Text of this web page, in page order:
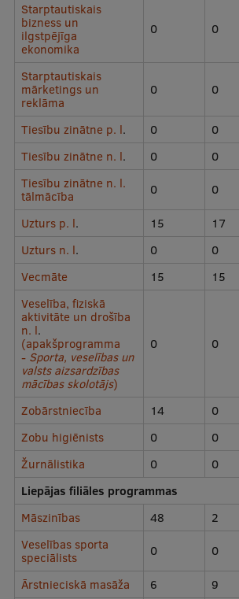
ESF kvalifikācijas celšanas kursi
Kvalifikācijas atbilstības pārbaude
Pētniecība
Zinātniskie institūti un laboratorijas
Pētniecības datu pārvaldība
RSU zinātnes portāls
Zinātnes ietekme
Pētniecības platformas
Doktorantūras skola
Pētniecības pakalpojumi
Pētniecības projekti
Zinātnieku brokastis
Vertikāli integrētie projekti
Inovāciju centrs
Starptautiskais
bizness un
ilgstpējīga
ekonomika
0 0
Starptautiskais
mārketings un
reklāma
0 0
Tiesību zinātne p. l. 0 0
Tiesību zinātne n. l. 0 0
Tiesību zinātne n. l.
tālmācība
0 0
Uzturs p. l. 15 17
Uzturs n. l. 0 0
Vecmāte
15 15
Veselība, fiziskā
aktivitāte un drošība
n. l.
(apakšprogramma
- Sporta, veselības un
valsts aizsardzības
mācības skolotājs)
0 0
Zobārstniecība 14 0
Zobu higiēnists
0 0
Žurnālistika
0 0
Liepājas filiāles programmas
Māszinības
48 2
Veselības sporta
speciālists
0 0
Ārstnieciskā masāža 6 9